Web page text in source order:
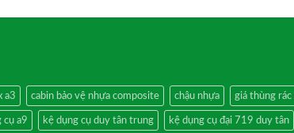
a3 cabin bảo vệ nhựa composite chậu nhựa giá thùng rác
cụ a9 kệ dụng cụ duy tân trung kệ dụng cụ đại 719 duy tân